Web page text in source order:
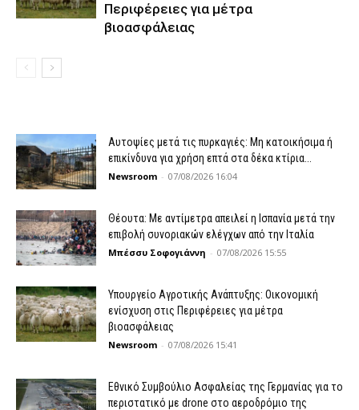
Περιφέρειες για μέτρα
βιοασφάλειας
Αυτοψίες μετά τις πυρκαγιές: Μη κατοικήσιμα ή
επικίνδυνα για χρήση επτά στα δέκα κτίρια...
Newsroom - 07/08/2026 16:04
Θέουτα: Με αντίμετρα απειλεί η Ισπανία μετά την
επιβολή συνοριακών ελέγχων από την Ιταλία
Μπέσσυ Σοφογιάννη - 07/08/2026 15:55
Υπουργείο Αγροτικής Ανάπτυξης: Οικονομική
ενίσχυση στις Περιφέρειες για μέτρα
βιοασφάλειας
Newsroom - 07/08/2026 15:41
Εθνικό Συμβούλιο Ασφαλείας της Γερμανίας για το
περιστατικό με drone στο αεροδρόμιο της